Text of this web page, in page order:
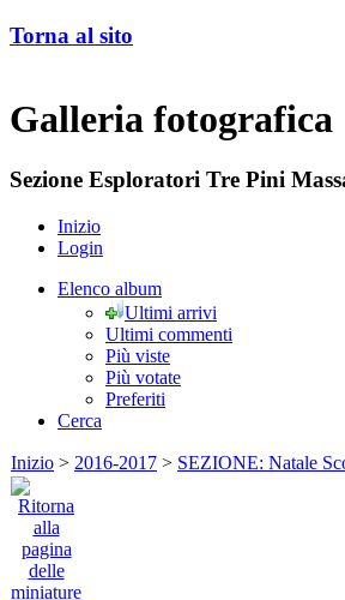
Torna al sito
Galleria fotografica
Sezione Esploratori Tre Pini
Inizio
Login
Elenco album
Ultimi arrivi
Ultimi commenti
Più viste
Più votate
Preferiti
Cerca
Inizio > 2016-2017 > SEZIONE: Natale